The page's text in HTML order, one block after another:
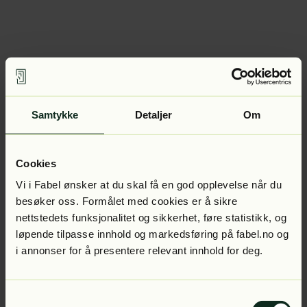
Samtykke Detaljer Om
Cookies
Vi i Fabel ønsker at du skal få en god opplevelse når du
besøker oss. Formålet med cookies er å sikre
nettstedets funksjonalitet og sikkerhet, føre statistikk, og
løpende tilpasse innhold og markedsføring på fabel.no og
i annonser for å presentere relevant innhold for deg.